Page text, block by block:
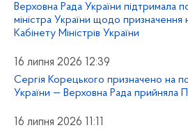
Верховна Рада України підтримала
міністра України щодо призначення
Кабінету Міністрів України
16 липня 2026 12:39
Сергія Корецького призначено на
України — Верховна Рада прийняла
16 липня 2026 11:11